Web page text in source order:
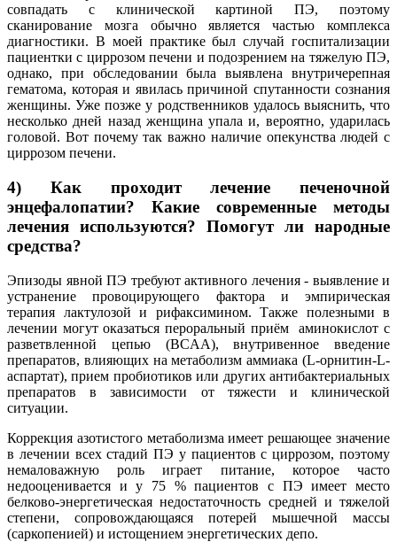
совпадать с клинической картиной ПЭ, поэтому
сканирование мозга обычно является частью комплекса
диагностики. В моей практике был случай госпитализации
пациентки с циррозом печени и подозрением на тяжелую ПЭ,
однако, при обследовании была выявлена внутричерепная
гематома, которая и явилась причиной спутанности сознания
женщины. Уже позже у родственников удалось выяснить, что
несколько дней назад женщина упала и, вероятно, ударилась
головой. Вот почему так важно наличие опекунства людей с
циррозом печени.
4) Как проходит лечение печеночной
энцефалопатии? Какие современные методы
лечения используются? Помогут ли народные
средства?
Эпизоды явной ПЭ требуют активного лечения - выявление и
устранение провоцирующего фактора и эмпирическая
терапия лактулозой и рифаксимином. Также полезными в
лечении могут оказаться пероральный приём аминокислот с
разветвленной цепью (BCAA), внутривенное введение
препаратов, влияющих на метаболизм аммиака (L-орнитин-L-
аспартат), прием пробиотиков или других антибактериальных
препаратов в зависимости от тяжести и клинической
ситуации.
Коррекция азотистого метаболизма имеет решающее значение
в лечении всех стадий ПЭ у пациентов с циррозом, поэтому
немаловажную роль играет питание, которое часто
недооценивается и у 75 % пациентов с ПЭ имеет место
белково-энергетическая недостаточность средней и тяжелой
степени, сопровождающаяся потерей мышечной массы
(саркопенией) и истощением энергетических депо.